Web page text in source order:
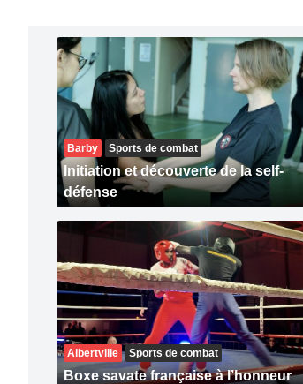
Barby Sports de combat
Initiation et découverte de la self-
défense
Albertville Sports de combat
Boxe savate française à l’honneur